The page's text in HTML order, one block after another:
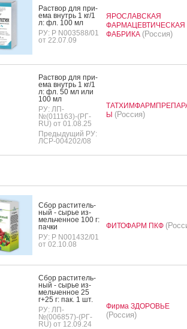
Рас­твор для при­
ема внутрь 1 кг/1
л: фл. 100 мл
РУ: Р N003588/01
от 22.07.09
ЯРОСЛАВСКАЯ
ФАРМАЦЕВТИЧЕСКАЯ
ФАБРИКА (Россия)
Рас­твор для при­
ема внутрь 1 кг/1
л: фл. 50 мл или
100 мл
РУ: ЛП-
№(011163)-(РГ-
RU) от 01.08.25
Предыдущий РУ:
ЛСР-004202/08
Ы (Россия)
Сбор рас­ти­тель­
ный - сырье из­
мель­чен­ное 100 г:
пач­ки
РУ: Р N001432/01
от 02.10.08
ФИТОФАРМ ПКФ
Сбор рас­ти­тель­
ный - сырье из­
мель­чен­ное 25
г+25 г: пак. 1 шт.
РУ: ЛП-
№(006857)-(РГ-
RU) от 12.09.24
Фирма ЗДОРОВЬЕ
(Россия)